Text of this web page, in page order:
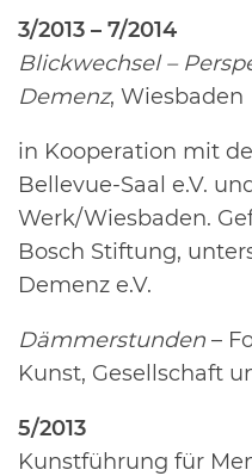
3/2013 – 7/2014
Blickwechsel –
Demenz, Wiesbaden
in Kooperation mit
Bellevue-Saal e.V.
Werk/Wiesbaden.
Bosch Stiftung,
Demenz e.V.
Dämmerstunden –
Kunst, Gesellschaft
5/2013
Kunstführung für